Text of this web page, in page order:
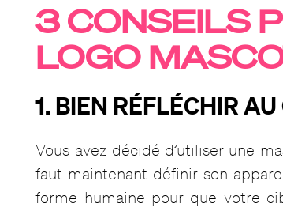
3 CONSEILS
LOGO
1. BIEN RÉFLÉCHIR
Vous avez décidé d’utiliser une
faut maintenant définir son
forme humaine pour que votre